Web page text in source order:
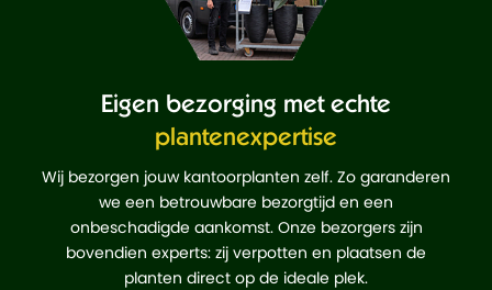
Eigen bezorging met echte
plantenexpertise
Wij bezorgen jouw kantoorplanten zelf. Zo garanderen
we een betrouwbare bezorgtijd en een
onbeschadigde aankomst. Onze bezorgers zijn
bovendien experts: zij verpotten en plaatsen de
planten direct op de ideale plek.